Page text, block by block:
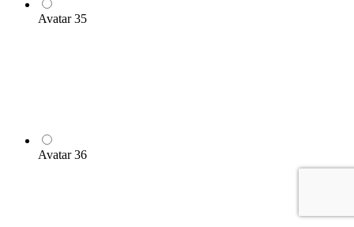
Avatar 35
Avatar 36